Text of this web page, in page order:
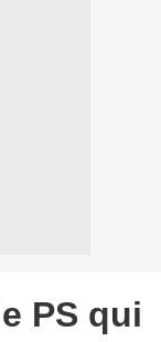
PS qui